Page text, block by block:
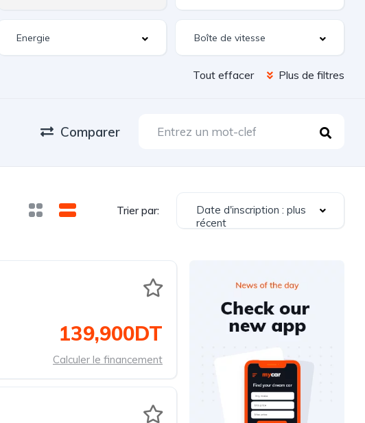
Tout effacer Plus de filtres
Comparer
Trier par:
Date d'inscription : plus
récent
139,900DT
Calculer le financement